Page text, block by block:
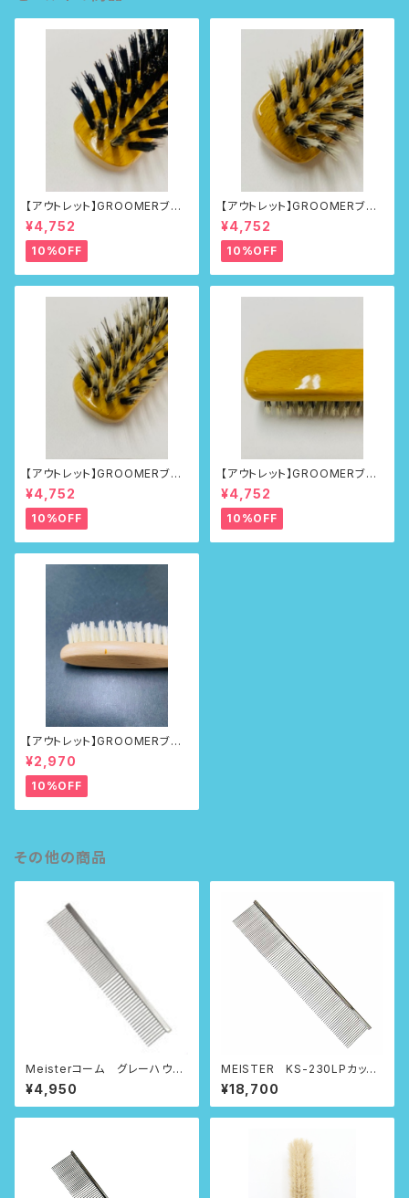
【アウトレット】GROOMERブラ
シNo.215
¥4,752
10%OFF
【アウトレット】GROOMERブラ
シNo.218
¥4,752
10%OFF
【アウトレット】GROOMERブラ
シNo.218
¥4,752
10%OFF
【アウトレット】GROOMERブラ
シNo.218
¥4,752
10%OFF
【アウトレット】GROOMERブラ
シ No.100First
¥2,970
10%OFF
その他の商品
Meisterコーム グレーハウン
ドタイプ
¥4,950
MEISTER KS-230LPカット
専用コーム
¥18,700